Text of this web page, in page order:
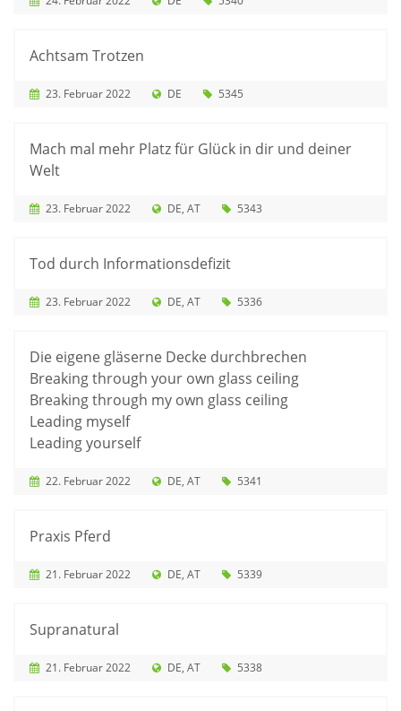
Achtsam Trotzen
23. Februar 2022 DE 5345
Mach mal mehr Platz für Glück in dir und deiner
Welt
23. Februar 2022 DE AT 5343
Tod durch Informationsdefizit
23. Februar 2022 DE AT 5336
Die eigene gläserne Decke durchbrechen
Breaking through your own glass ceiling
Breaking through my own glass ceiling
Leading myself
Leading yourself
22. Februar 2022 DE AT 5341
Praxis Pferd
21. Februar 2022 DE AT 5339
Supranatural
21. Februar 2022 DE AT 5338